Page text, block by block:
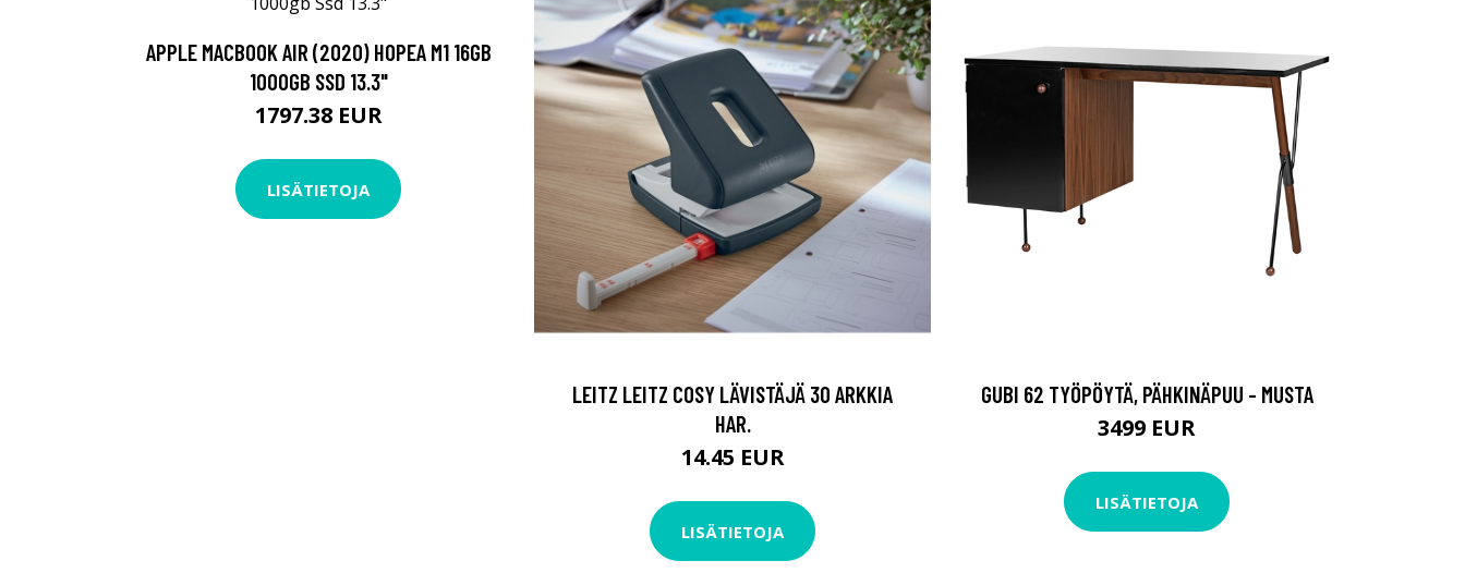
APPLE MACBOOK AIR (2020) HOPEA M1 16GB
1000GB SSD 13.3"
1797.38 EUR
LISÄTIETOJA
LEITZ LEITZ COSY LÄVISTÄJÄ 30 ARKKIA
HAR.
14.45 EUR
LISÄTIETOJA
GUBI 62 TYÖPÖYTÄ, PÄHKINÄPUU - MUSTA
3499 EUR
LISÄTIETOJA